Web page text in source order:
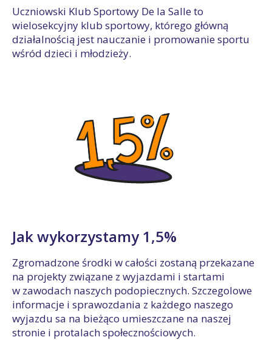
Uczniowski Klub Sportowy De la Salle to
wielosekcyjny klub sportowy, którego główną
działalnością jest nauczanie i promowanie sportu
wśród dzieci i młodzieży.
Jak wykorzystamy 1,5%
Zgromadzone środki w całości zostaną przekazane
na projekty związane z wyjazdami i startami
w zawodach naszych podopiecznych. Szczegolowe
informacje i sprawozdania z każdego naszego
wyjazdu sa na bieżąco umieszczane na naszej
stronie i protalach społecznościowych.